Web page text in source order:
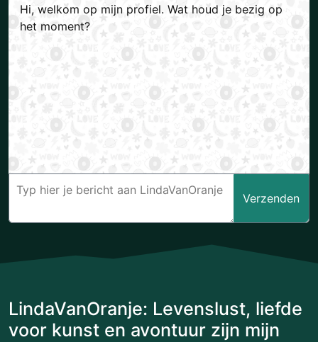
Hi, welkom op mijn profiel. Wat houd je bezig op
het moment?
Verzenden
LindaVanOranje: Levenslust, liefde
voor kunst en avontuur zijn mijn